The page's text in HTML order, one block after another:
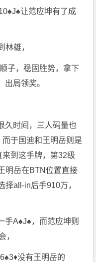
让范应坤有了成
林雄，
子，稳固胜势，拿下
局领奖。
久时间，三人码量也
于国迪和王明岳则是
到这手牌，第32级
明岳在BTN位置直接
择all-in后手910万，
手A♠️J♠️，而范应坤则
，
没有王明岳的